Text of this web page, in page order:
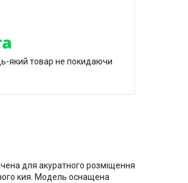
який товар не покидаючи
для акуратного розміщення
кия. Модель оснащена